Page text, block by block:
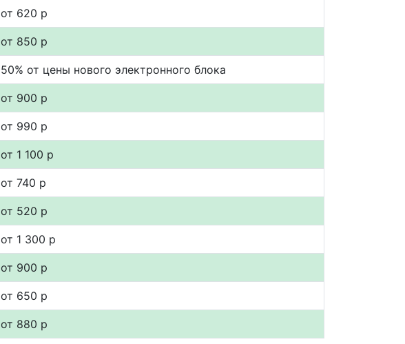
от 620 р
от 850 р
50% от цены нового электронного блока
от 900 р
от 990 р
от 1 100 р
от 740 р
от 520 р
от 1 300 р
от 900 р
от 650 р
от 880 р